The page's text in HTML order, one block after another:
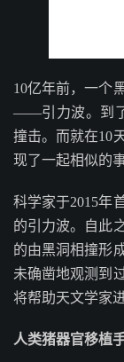
10亿年前，一个
——引力波。到了
撞击。而就在10
现了一起相似的事
科学家于2015年
的引力波。自此
的由黑洞相撞形
未确凿地观测到
将帮助天文学家
人类猪器官移植